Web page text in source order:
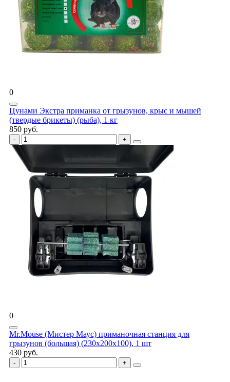
0
Цунами Экстра приманка от грызунов, крыс и мышей
(твердые брикеты) (рыба), 1 кг
850 руб.
0
Mr.Mouse (Мистер Маус) приманочная станция для
грызунов (большая) (230x200x100), 1 шт
430 руб.